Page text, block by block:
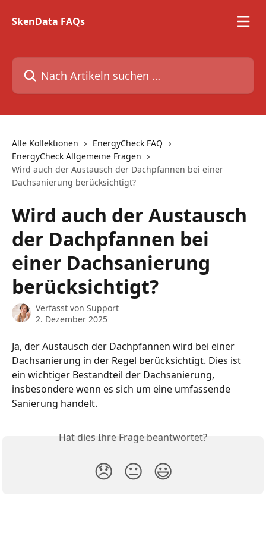
SkenData FAQs
Nach Artikeln suchen …
Alle Kollektionen
EnergyCheck FAQ
EnergyCheck Allgemeine Fragen
Wird auch der Austausch der Dachpfannen bei einer
Dachsanierung berücksichtigt?
Wird auch der Austausch
der Dachpfannen bei
einer Dachsanierung
berücksichtigt?
Verfasst von Support
2. Dezember 2025
Ja, der Austausch der Dachpfannen wird bei einer
Dachsanierung in der Regel berücksichtigt. Dies ist
ein wichtiger Bestandteil der Dachsanierung,
insbesondere wenn es sich um eine umfassende
Sanierung handelt.
Hat dies Ihre Frage beantwortet?
😞 😐 😃